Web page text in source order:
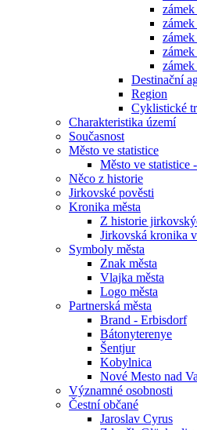
zámek
Destinační
Region
Cyklistické
Charakteristika území
Současnost
Město ve statistice
Město ve statistice
Něco z historie
Jirkovské pověsti
Kronika města
Z historie
Jirkovská kronika
Symboly města
Znak města
Vlajka města
Logo města
Partnerská města
Brand - Erbisdorf
Bátonyterenye
Šentjur
Kobylnica
Nové Mesto nad
Významné osobnosti
Čestní občané
Jaroslav Cyrus